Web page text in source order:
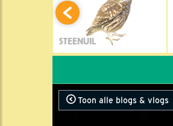
STEENUIL
Toon alle blogs & vlogs